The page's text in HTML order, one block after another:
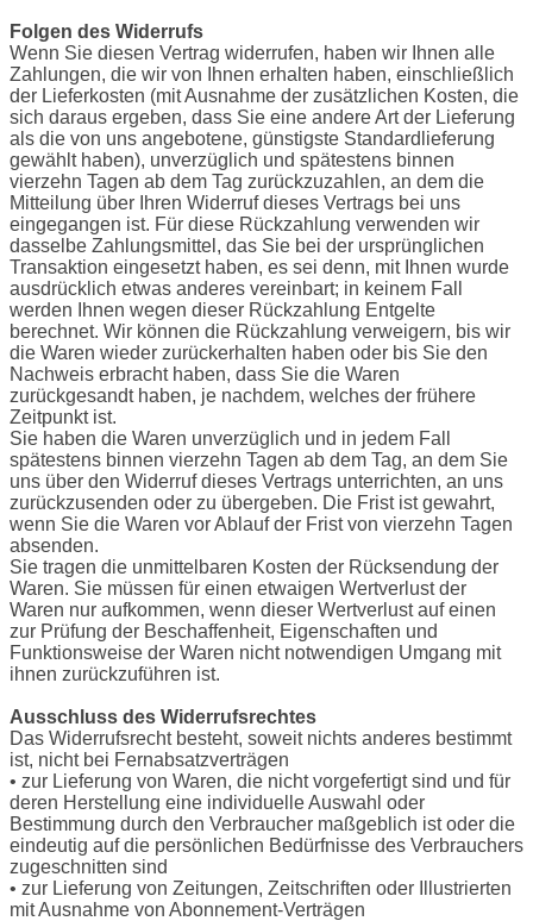
Folgen des Widerrufs
Wenn Sie diesen Vertrag widerrufen, haben wir Ihnen alle
Zahlungen, die wir von Ihnen erhalten haben, einschließlich
der Lieferkosten (mit Ausnahme der zusätzlichen Kosten, die
sich daraus ergeben, dass Sie eine andere Art der Lieferung
als die von uns angebotene, günstigste Standardlieferung
gewählt haben), unverzüglich und spätestens binnen
vierzehn Tagen ab dem Tag zurückzuzahlen, an dem die
Mitteilung über Ihren Widerruf dieses Vertrags bei uns
eingegangen ist. Für diese Rückzahlung verwenden wir
dasselbe Zahlungsmittel, das Sie bei der ursprünglichen
Transaktion eingesetzt haben, es sei denn, mit Ihnen wurde
ausdrücklich etwas anderes vereinbart; in keinem Fall
werden Ihnen wegen dieser Rückzahlung Entgelte
berechnet. Wir können die Rückzahlung verweigern, bis wir
die Waren wieder zurückerhalten haben oder bis Sie den
Nachweis erbracht haben, dass Sie die Waren
zurückgesandt haben, je nachdem, welches der frühere
Zeitpunkt ist.
Sie haben die Waren unverzüglich und in jedem Fall
spätestens binnen vierzehn Tagen ab dem Tag, an dem Sie
uns über den Widerruf dieses Vertrags unterrichten, an uns
zurückzusenden oder zu übergeben. Die Frist ist gewahrt,
wenn Sie die Waren vor Ablauf der Frist von vierzehn Tagen
absenden.
Sie tragen die unmittelbaren Kosten der Rücksendung der
Waren. Sie müssen für einen etwaigen Wertverlust der
Waren nur aufkommen, wenn dieser Wertverlust auf einen
zur Prüfung der Beschaffenheit, Eigenschaften und
Funktionsweise der Waren nicht notwendigen Umgang mit
ihnen zurückzuführen ist.
Ausschluss des Widerrufsrechtes
Das Widerrufsrecht besteht, soweit nichts anderes bestimmt
ist, nicht bei Fernabsatzverträgen
• zur Lieferung von Waren, die nicht vorgefertigt sind und für
deren Herstellung eine individuelle Auswahl oder
Bestimmung durch den Verbraucher maßgeblich ist oder die
eindeutig auf die persönlichen Bedürfnisse des Verbrauchers
zugeschnitten sind
• zur Lieferung von Zeitungen, Zeitschriften oder Illustrierten
mit Ausnahme von Abonnement-Verträgen